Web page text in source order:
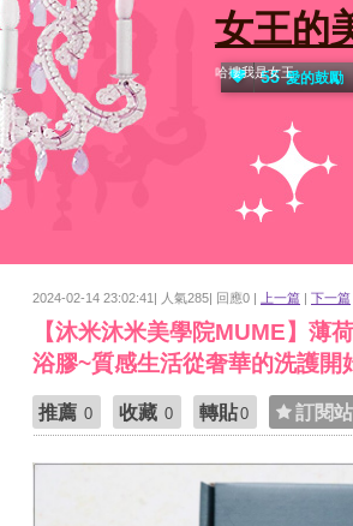
女王的
哈摟我是女王
55 愛的鼓勵
2024-02-14 23:02:41| 人氣285| 回應0 | 上一篇 | 下一篇
【沐米沐米美學院MUME】薄
浴膠~質感生活從奢華的洗護開
推薦 0 收藏 0 轉貼0 訂閱